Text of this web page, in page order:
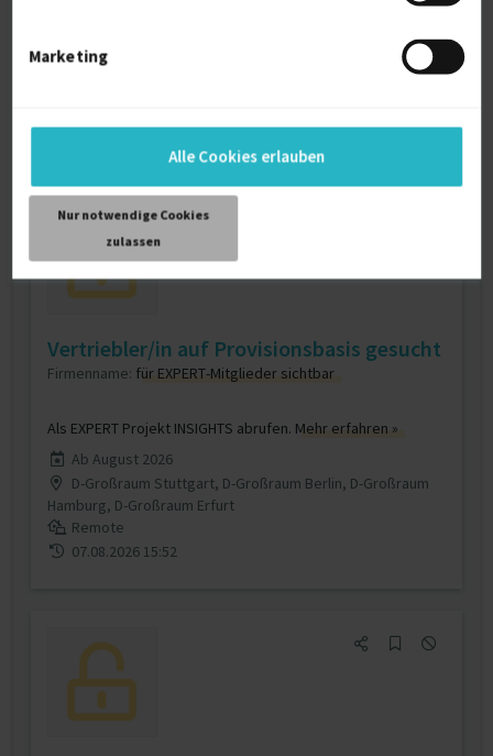
Marketing
Alle Cookies erlauben
Nur notwendige Cookies
zulassen
Ab August 2026
05.08.2026 11:29
Vertriebler/in auf Provisionsbasis gesucht
Firmenname: für EXPERT-Mitglieder sichtbar
Als EXPERT Projekt INSIGHTS abrufen. Mehr erfahren »
Ab August 2026
D-Großraum Stuttgart, D-Großraum Berlin, D-Großraum
Hamburg, D-Großraum Erfurt
Remote
07.08.2026 15:52